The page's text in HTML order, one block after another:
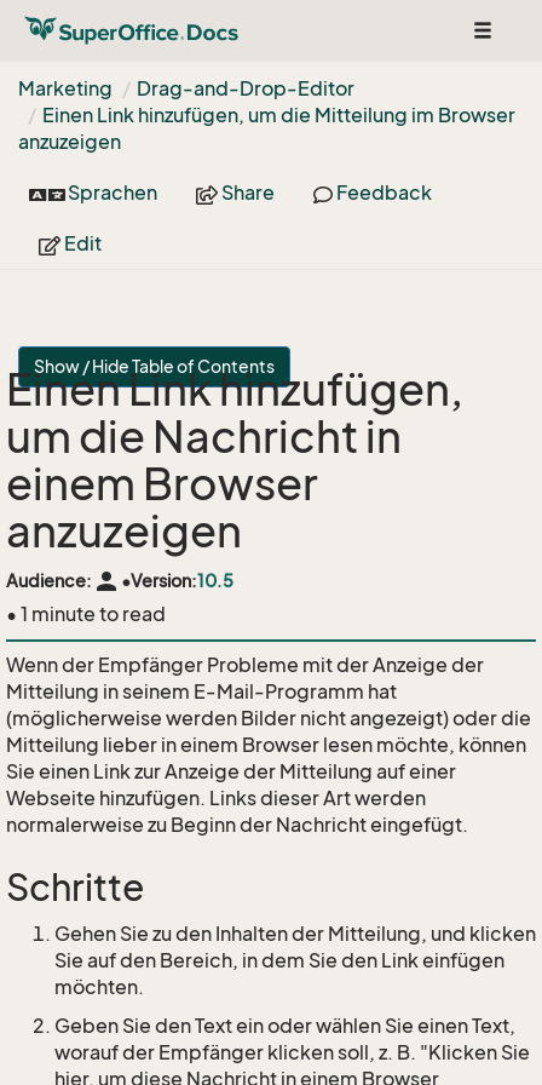
Toggle
Marketing
Drag-and-Drop-Editor
Einen Link hinzufügen, um die Mitteilung im Browser
anzuzeigen
Sprachen Share Feedback
Edit
Show / Hide Table of Contents
Einen Link hinzufügen,
um die Nachricht in
einem Browser
anzuzeigen
Audience: person •Version:10.5
• 1 minute to read
Wenn der Empfänger Probleme mit der Anzeige der
Mitteilung in seinem E-Mail-Programm hat
(möglicherweise werden Bilder nicht angezeigt) oder die
Mitteilung lieber in einem Browser lesen möchte, können
Sie einen Link zur Anzeige der Mitteilung auf einer
Webseite hinzufügen. Links dieser Art werden
normalerweise zu Beginn der Nachricht eingefügt.
Schritte
Gehen Sie zu den Inhalten der Mitteilung, und klicken
Sie auf den Bereich, in dem Sie den Link einfügen
möchten.
Geben Sie den Text ein oder wählen Sie einen Text,
worauf der Empfänger klicken soll, z. B. "Klicken Sie
hier, um diese Nachricht in einem Browser